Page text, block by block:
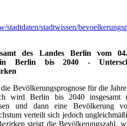
stadtdaten/stadtwissen/
des Landes Berlin vom
in Berlin bis 2040 -
Bevölkerungsprognose für die
wird Berlin bis 2040 insgesamt
und dann eine Bevölkerung
verteilt sich jedoch
steigt die Bevölkerungszahl,